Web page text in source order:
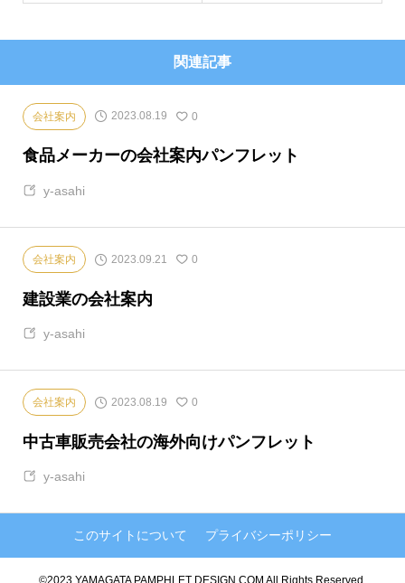
関連記事
会社案内 2023.08.19 0
食品メーカーの会社案内パンフレット
y-asahi
会社案内 2023.09.21 0
建設業の会社案内
y-asahi
会社案内 2023.08.19 0
中古車販売会社の海外向けパンフレット
y-asahi
このサイトについて プライバシーポリシー